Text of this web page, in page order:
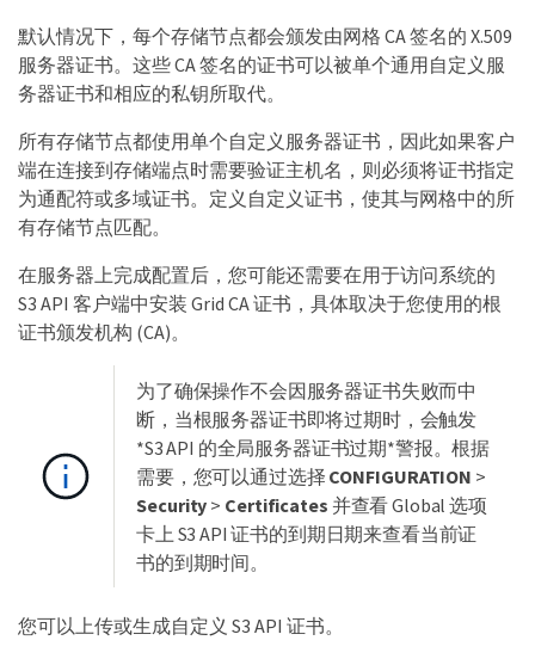
默认情况下，每个存储节点都会颁发由网格 CA 签名的 X.509
服务器证书。这些 CA 签名的证书可以被单个通用自定义服
务器证书和相应的私钥所取代。
所有存储节点都使用单个自定义服务器证书，因此如果客户
端在连接到存储端点时需要验证主机名，则必须将证书指定
为通配符或多域证书。定义自定义证书，使其与网格中的所
有存储节点匹配。
在服务器上完成配置后，您可能还需要在用于访问系统的
S3 API 客户端中安装 Grid CA 证书，具体取决于您使用的根
证书颁发机构 (CA)。
为了确保操作不会因服务器证书失败而中
断，当根服务器证书即将过期时，会触发
*S3 API 的全局服务器证书过期*警报。根据
需要，您可以通过选择 CONFIGURATION >
Security > Certificates 并查看 Global 选项
卡上 S3 API 证书的到期日期来查看当前证
书的到期时间。
您可以上传或生成自定义 S3 API 证书。